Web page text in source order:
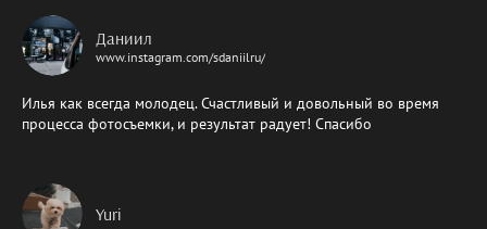
Даниил
www.instagram.com/sdaniilru/
Илья как всегда молодец. Счастливый и довольный во время
процесса фотосъемки, и результат радует! Спасибо
Yuri